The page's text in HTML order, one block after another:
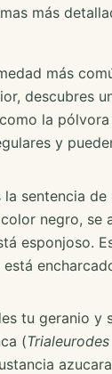
más
más
descubres
la pólvora
y
la sentencia
negro, se
esponjoso.
tu geranio y
(Trialeurodes